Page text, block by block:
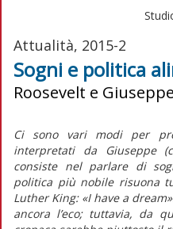
Attualità, 2015-2
Sogni e politica
Roosevelt e Giuseppe
Ci sono vari modi per
interpretati da Giuseppe
consiste nel parlare di
politica più nobile risuona
Luther King: «I have a
ancora l’eco; tuttavia, da